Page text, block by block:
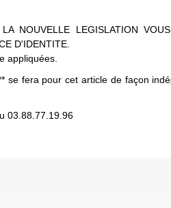
NOUVELLE LEGISLATION
D'IDENTITE.
appliquées.
se fera pour cet article de façon
03.88.77.19.96